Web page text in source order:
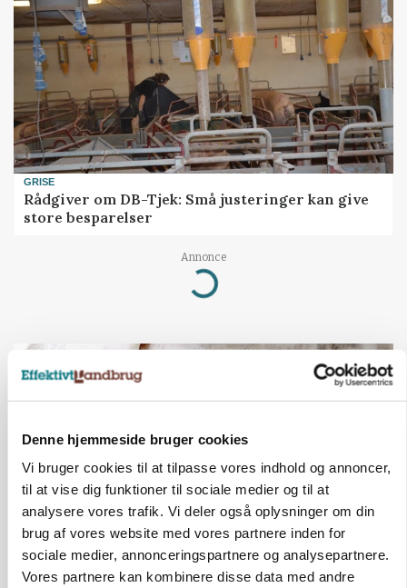
Denne hjemmeside bruger cookies
Vi bruger cookies til at tilpasse vores indhold og annoncer,
til at vise dig funktioner til sociale medier og til at
analysere vores trafik. Vi deler også oplysninger om din
brug af vores website med vores partnere inden for
sociale medier, annonceringspartnere og analysepartnere.
Vores partnere kan kombinere disse data med andre
GRISE
Rådgiver om DB-Tjek: Små justeringer kan give
store besparelser
Annonce
Loading...
Russisk mælkepris dykker 23 procent